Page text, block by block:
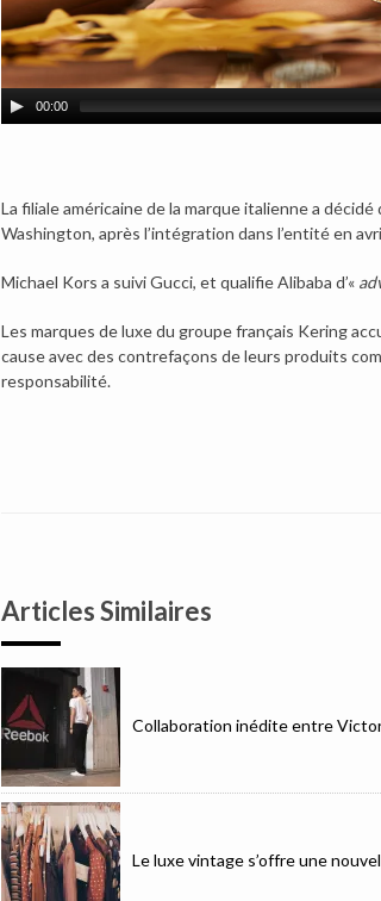
00:00
La filiale américaine de la marque italienne a
Washington, après l’intégration dans l’entité en
Michael Kors a suivi Gucci, et qualifie Alibaba d’«
Les marques de luxe du groupe français Kering
cause avec des contrefaçons de leurs produits
responsabilité.
Articles Similaires
Collaboration inédite entre
Le luxe vintage s’offre une